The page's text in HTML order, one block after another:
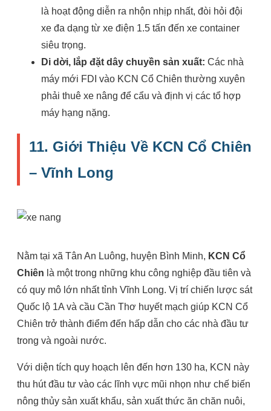
là hoạt động diễn ra nhộn nhịp nhất, đòi hỏi đội
xe đa dạng từ xe điện 1.5 tấn đến xe container
siêu trọng.
Di dời, lắp đặt dây chuyền sản xuất: Các nhà
máy mới FDI vào KCN Cổ Chiên thường xuyên
phải thuê xe nâng để cẩu và định vị các tổ hợp
máy hạng nặng.
11. Giới Thiệu Về KCN Cổ Chiên
– Vĩnh Long
Nằm tại xã Tân An Luông, huyện Bình Minh, KCN Cổ
Chiên là một trong những khu công nghiệp đầu tiên và
có quy mô lớn nhất tỉnh Vĩnh Long. Vị trí chiến lược sát
Quốc lộ 1A và cầu Cần Thơ huyết mạch giúp KCN Cổ
Chiên trở thành điểm đến hấp dẫn cho các nhà đầu tư
trong và ngoài nước.
Với diện tích quy hoạch lên đến hơn 130 ha, KCN này
thu hút đầu tư vào các lĩnh vực mũi nhọn như chế biến
nông thủy sản xuất khẩu, sản xuất thức ăn chăn nuôi,